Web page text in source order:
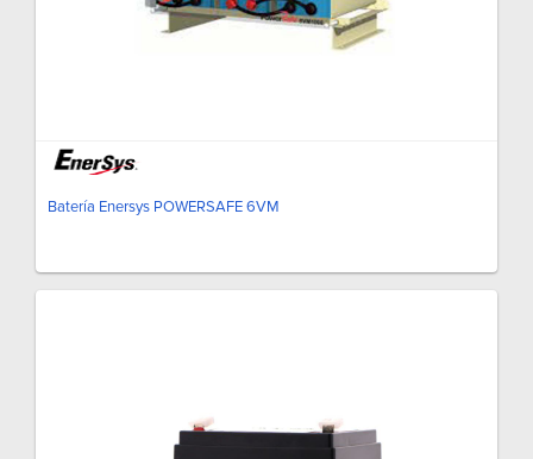
Batería Enersys POWERSAFE 6VM